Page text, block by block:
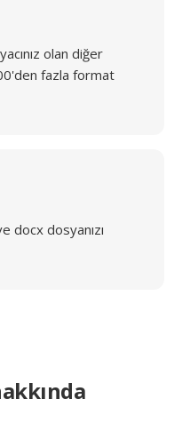
olan diğer
fazla format
docx dosyanızı